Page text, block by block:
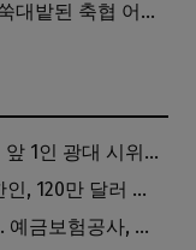
[충격] “외국인 심판들에 성접대” … 쑥대밭된 축협 어디까지 추락하나
[화제] “내 돈 갚아라” 김원석씨 자택 앞 1인 광대 시위 … 한인 투자사, “108만 달러 못받아”
위조여권으로 미국 재입국한 추방 한인, 120만 달러 은행 사기 행각
’10억 빚’ 안갚고 미국 온 한인 부부 … 예금보험공사, 미국서 소송